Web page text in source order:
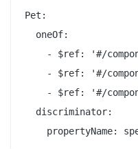
Pet:
  oneOf:
- $ref: '#/
- $ref: '#/
- $ref: '#/
  discriminator: